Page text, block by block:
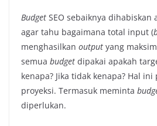
Budget SEO sebaiknya dihabiskan
agar tahu bagaimana total input (
menghasilkan output yang
semua budget dipakai apakah
kenapa? Jika tidak kenapa? Hal
proyeksi. Termasuk meminta
diperlukan.